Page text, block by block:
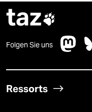
taz
Folgen Sie uns
Ressorts